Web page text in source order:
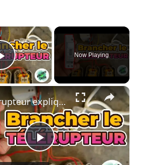
×
Play Video
Now Playing
×
P
Télérupteur expliqué simplement : schéma, câblage et test en 5 minutes ⚡